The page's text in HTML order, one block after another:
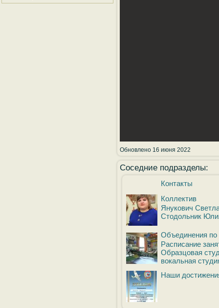
Обновлено 16 июня 2022
Соседние подразделы:
Контакты
Коллектив
Янукович
Стодольник
Объединения по
Расписание
Образцовая
вокальная
Наши